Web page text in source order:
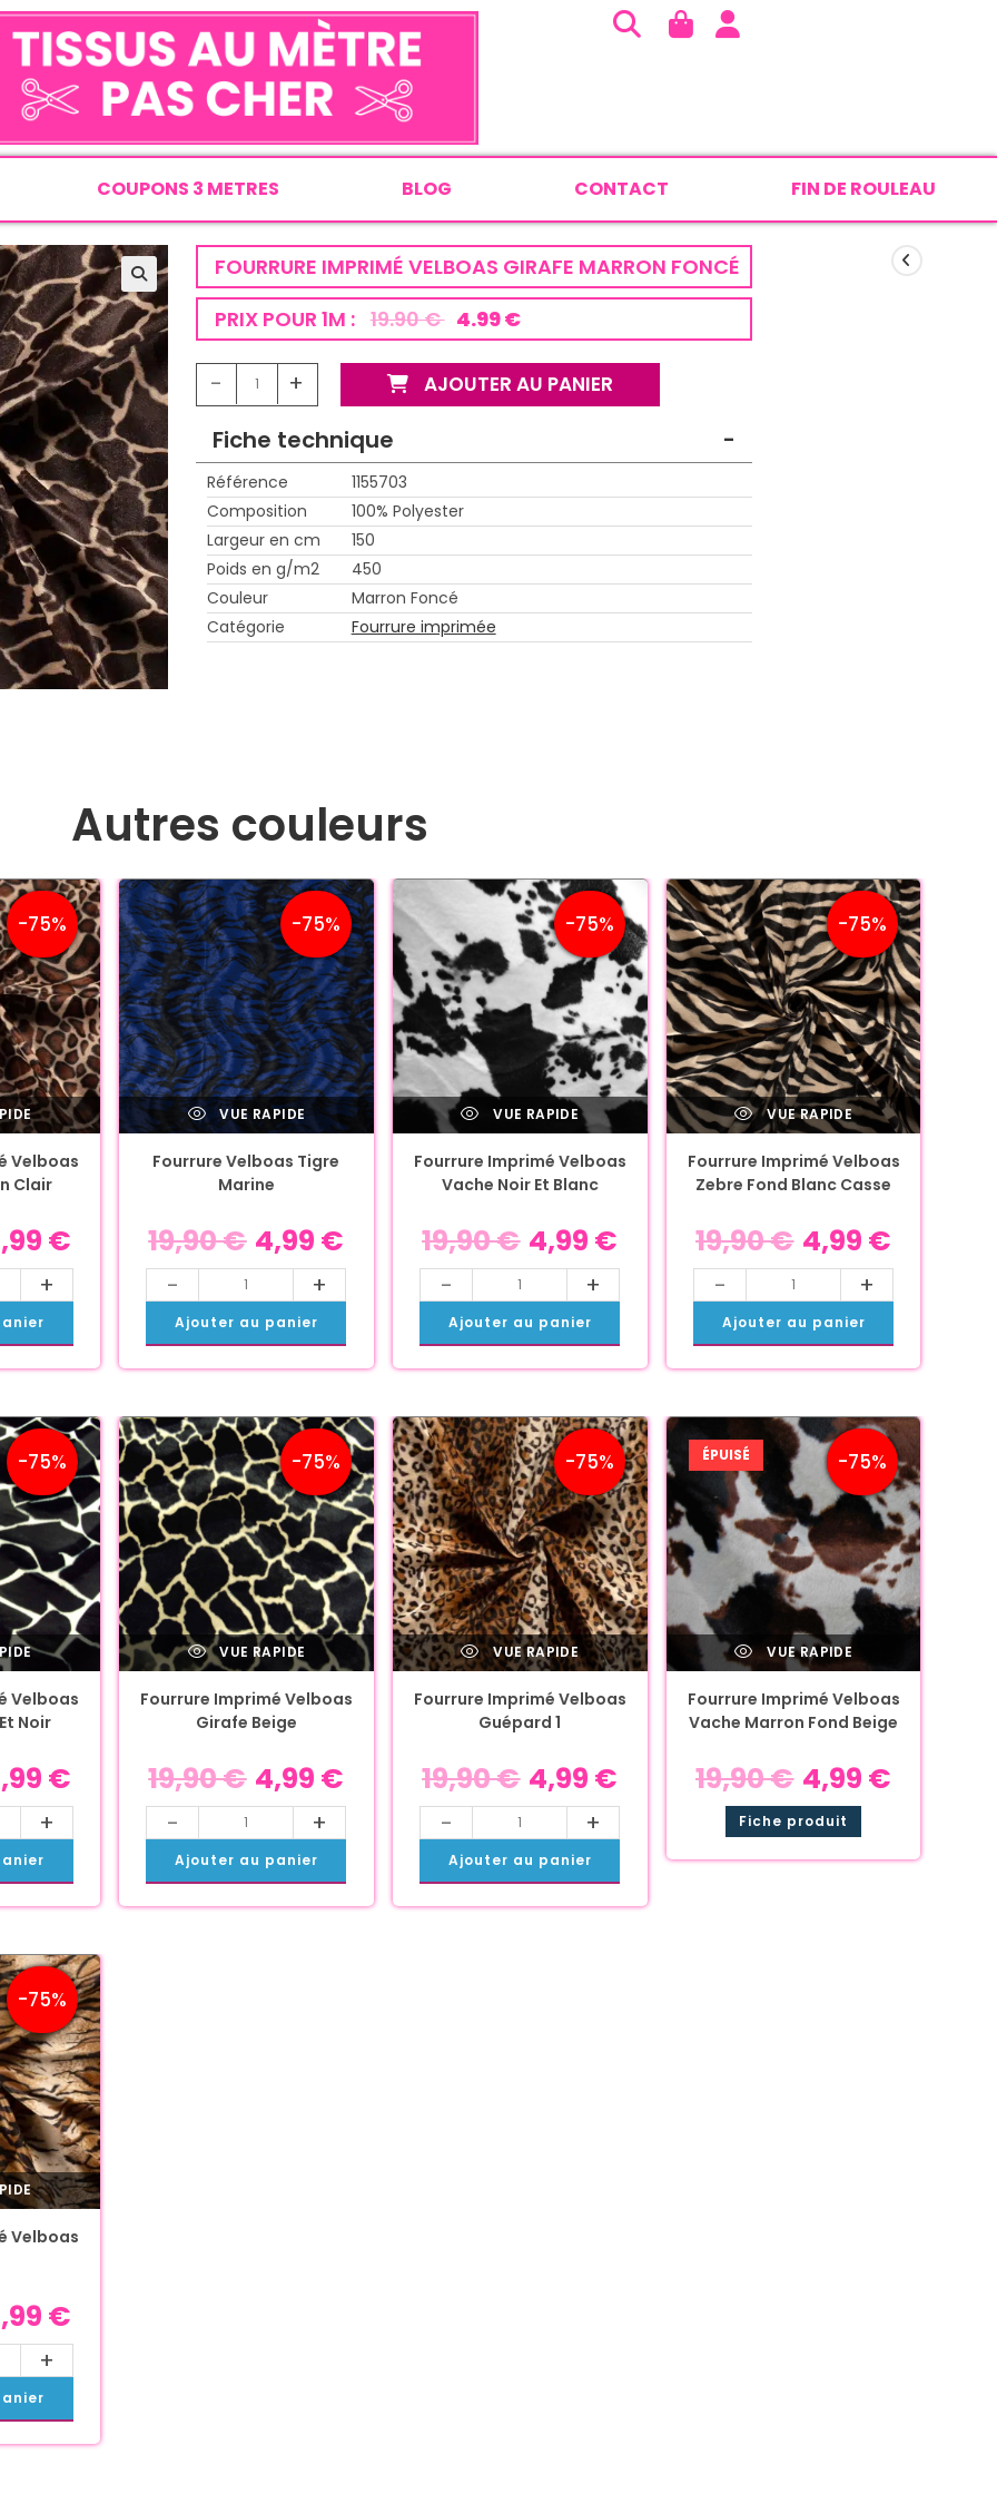
COUPONS 3 METRES BLOG CONTACT FIN DE ROULEAU
FOURRURE IMPRIMÉ VELBOAS GIRAFE MARRON FONCÉ
PRIX POUR 1M : 19.90 € 4.99 €
- + AJOUTER AU PANIER
Fiche technique -
Référence
1155703
Composition
100% Polyester
Largeur en cm
150
Poids en g/m2
450
Couleur
Marron Foncé
Catégorie
Fourrure imprimée
Autres couleurs
-75%
Velboas
Clair
€
+
-75%
VUE RAPIDE
Fourrure Velboas Tigre
Marine
19,90€ 4,99 €
- +
Ajouter au panier
-75%
VUE RAPIDE
Fourrure Imprimé Velboas
Vache Noir Et Blanc
19,90€ 4,99 €
- +
Ajouter au panier
-75%
VUE RAPIDE
Fourrure Imprimé Velboas
Zebre Fond Blanc Casse
19,90€ 4,99 €
- +
Ajouter au panier
-75%
Velboas
Noir
€
+
-75%
VUE RAPIDE
Fourrure Imprimé Velboas
Girafe Beige
19,90€ 4,99 €
- +
Ajouter au panier
-75%
VUE RAPIDE
Fourrure Imprimé Velboas
Guépard 1
19,90€ 4,99 €
- +
Ajouter au panier
-75%
ÉPUISÉ
VUE RAPIDE
Fourrure Imprimé Velboas
Vache Marron Fond Beige
19,90€ 4,99 €
Fiche produit
-75%
Velboas
€
+